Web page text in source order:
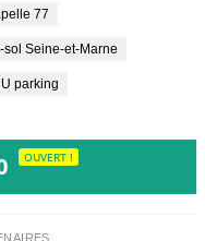
77
sol Seine-et-Marne
parking
OUVERT !